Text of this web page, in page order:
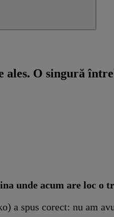
ales. O singură
unde acum are loc o
a spus corect: nu am